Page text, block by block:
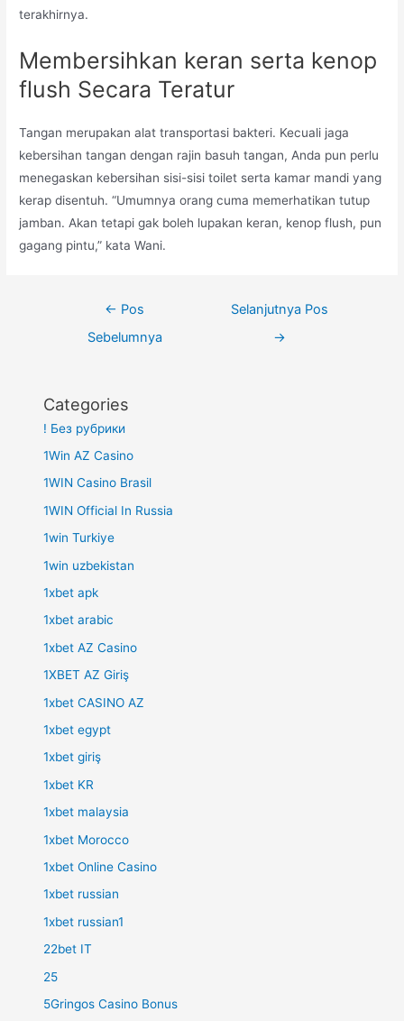
terakhirnya.
Membersihkan keran serta kenop
flush Secara Teratur
Tangan merupakan alat transportasi bakteri. Kecuali jaga
kebersihan tangan dengan rajin basuh tangan, Anda pun perlu
menegaskan kebersihan sisi-sisi toilet serta kamar mandi yang
kerap disentuh. “Umumnya orang cuma memerhatikan tutup
jamban. Akan tetapi gak boleh lupakan keran, kenop flush, pun
gagang pintu,” kata Wani.
← Pos
Sebelumnya
Selanjutnya Pos
→
Categories
! Без рубрики
1Win AZ Casino
1WIN Casino Brasil
1WIN Official In Russia
1win Turkiye
1win uzbekistan
1xbet apk
1xbet arabic
1xbet AZ Casino
1XBET AZ Giriş
1xbet CASINO AZ
1xbet egypt
1xbet giriş
1xbet KR
1xbet malaysia
1xbet Morocco
1xbet Online Casino
1xbet russian
1xbet russian1
22bet IT
25
5Gringos Casino Bonus